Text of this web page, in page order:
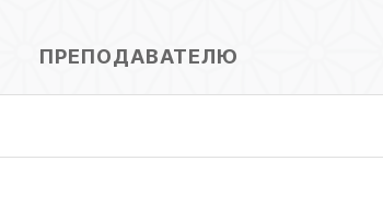
ПРЕПОДАВАТЕЛЮ